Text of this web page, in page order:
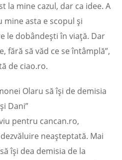
la mine cazul, dar ca idee. A
asta e scopul și
le dobândești în viață. Dar
fără să văd ce se întâmplă”,
de ciao.ro.
Olaru să își de demisia
Dani”
pentru cancan.ro,
neașteptată. Mai
își dea demisia de la